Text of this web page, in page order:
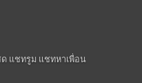
แชทรูม แชทหาเพื่อน